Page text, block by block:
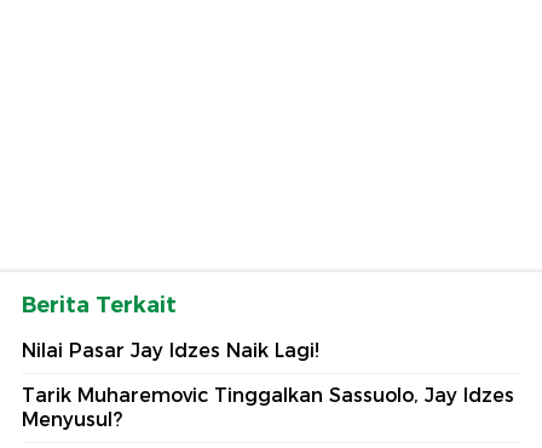
Berita Terkait
Nilai Pasar Jay Idzes Naik Lagi!
Tarik Muharemovic Tinggalkan Sassuolo, Jay Idzes
Menyusul?